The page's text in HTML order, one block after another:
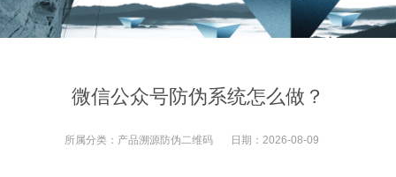
微信公众号防伪系统怎么做？
所属分类： 产品溯源防伪二维码 日期： 2026-08-09